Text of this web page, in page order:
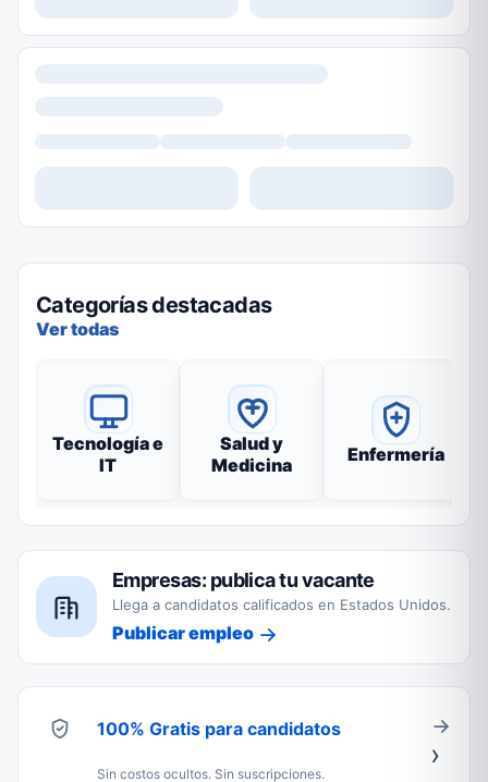
Categorías destacadas
Ver todas
Tecnología e
IT
Salud y
Medicina
Enfermería
Empresas: publica tu vacante
Llega a candidatos calificados en Estados Unidos.
Publicar empleo
100% Gratis para candidatos
Sin costos ocultos. Sin suscripciones.